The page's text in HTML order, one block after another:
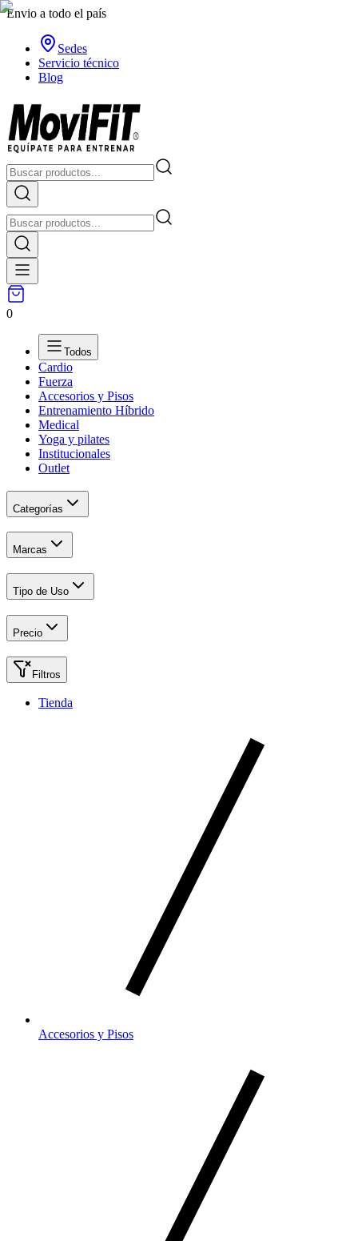
Envio a todo el país
Sedes
Servicio técnico
Blog
0
Todos
Cardio
Fuerza
Accesorios y Pisos
Entrenamiento Híbrido
Medical
Yoga y pilates
Institucionales
Outlet
Categorías
Marcas
Tipo de Uso
Precio
Filtros
Tienda
Accesorios y Pisos